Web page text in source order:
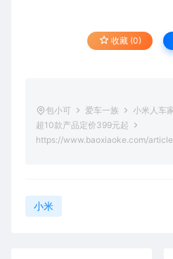
收藏 (0)
包小可 爱车一族
小米人车
超10款产品定价399元起
https://www.baoxiaoke.com/
小米